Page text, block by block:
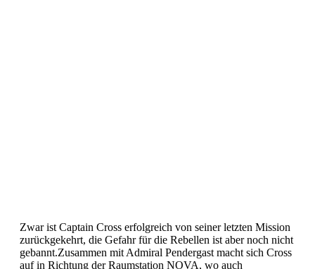
Zwar ist Captain Cross erfolgreich von seiner letzten Mission
zurückgekehrt, die Gefahr für die Rebellen ist aber noch nicht
gebannt.Zusammen mit Admiral Pendergast macht sich Cross
auf in Richtung der Raumstation NOVA, wo auch